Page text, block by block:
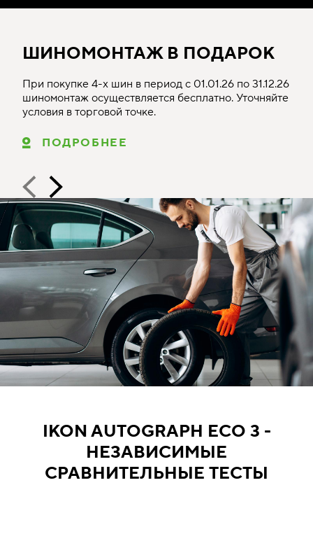
ШИНОМОНТАЖ В ПОДАРОК
При покупке 4-х шин в период с 01.01.26 по 31.12.26
шиномонтаж осуществляется бесплатно. Уточняйте
условия в торговой точке.
ПОДРОБНЕЕ
IKON AUTOGRAPH ECO 3 -
НЕЗАВИСИМЫЕ
СРАВНИТЕЛЬНЫЕ ТЕСТЫ